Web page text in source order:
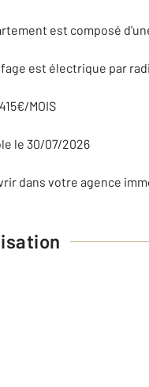
est composé
est électrique par
MOIS
le 30/07/2026
dans votre agence